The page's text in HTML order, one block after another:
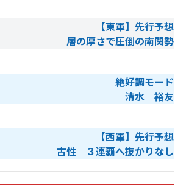
【東軍】先行予想
層の厚さで圧倒の南関勢
絶好調モード
清水 裕友
【西軍】先行予想
古性 ３連覇へ抜かりなし